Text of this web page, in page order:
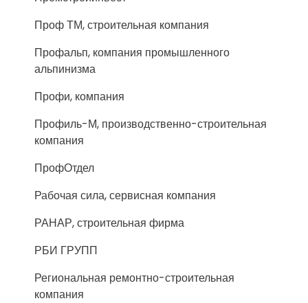
Проф ТМ, строительная компания
Профальп, компания промышленного
альпинизма
Профи, компания
Профиль-М, производственно-строительная
компания
ПрофОтдел
Рабочая сила, сервисная компания
РАНАР, строительная фирма
РБИ ГРУПП
Региональная ремонтно-строительная
компания